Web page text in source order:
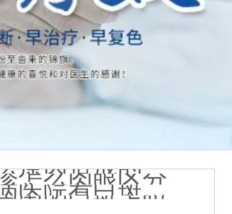
会有副作用吗
代表什么意思
能恢复正常色
原因造成的
怎么肉眼区分
院看白斑好吗
围的白斑上吗
得快
图片